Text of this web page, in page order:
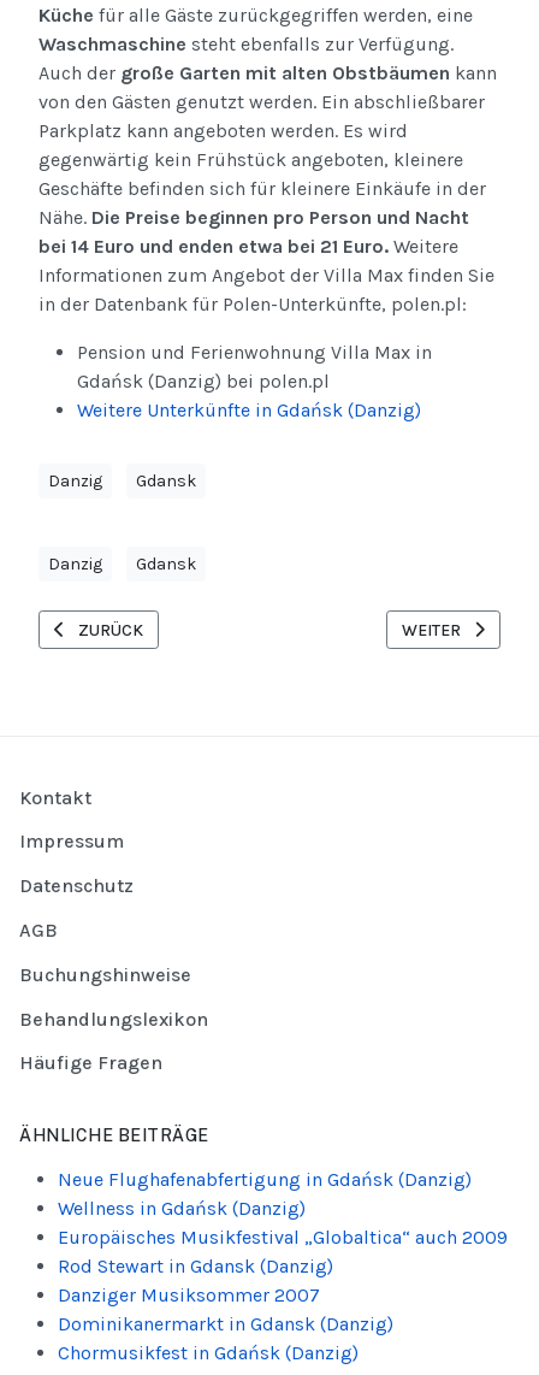
Küche für alle Gäste zurückgegriffen werden, eine
Waschmaschine steht ebenfalls zur Verfügung.
Auch der große Garten mit alten Obstbäumen kann
von den Gästen genutzt werden. Ein abschließbarer
Parkplatz kann angeboten werden. Es wird
gegenwärtig kein Frühstück angeboten, kleinere
Geschäfte befinden sich für kleinere Einkäufe in der
Nähe. Die Preise beginnen pro Person und Nacht
bei 14 Euro und enden etwa bei 21 Euro. Weitere
Informationen zum Angebot der Villa Max finden Sie
in der Datenbank für Polen-Unterkünfte, polen.pl:
Pension und Ferienwohnung Villa Max in
Gdańsk (Danzig) bei polen.pl
Weitere Unterkünfte in Gdańsk (Danzig)
Danzig Gdansk
Danzig Gdansk
VORHERIGER BEITRAG: AKTIONSANGEBOT IM APRIL: RADREISE
ZURÜCK NÄCHSTER
WEITER
Kontakt
Impressum
Datenschutz
AGB
Buchungshinweise
Behandlungslexikon
Häufige Fragen
ÄHNLICHE BEITRÄGE
Neue Flughafenabfertigung in Gdańsk (Danzig)
Wellness in Gdańsk (Danzig)
Europäisches Musikfestival „Globaltica“ auch 2009
Rod Stewart in Gdansk (Danzig)
Danziger Musiksommer 2007
Dominikanermarkt in Gdansk (Danzig)
Chormusikfest in Gdańsk (Danzig)